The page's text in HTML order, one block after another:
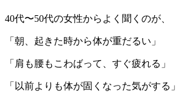
40代〜50代の女性からよく聞くのが、
「朝、起きた時から体が重だるい」
「肩も腰もこわばって、すぐ疲れる」
「以前よりも体が固くなった気がする